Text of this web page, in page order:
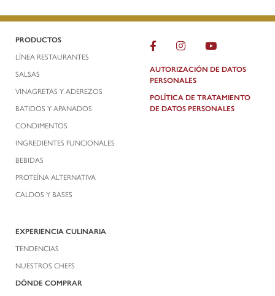
PRODUCTOS
LÍNEA RESTAURANTES
SALSAS
VINAGRETAS Y ADEREZOS
BATIDOS Y APANADOS
CONDIMENTOS
INGREDIENTES FUNCIONALES
BEBIDAS
PROTEÍNA ALTERNATIVA
CALDOS Y BASES
EXPERIENCIA CULINARIA
TENDENCIAS
NUESTROS CHEFS
DÓNDE COMPRAR
AUTORIZACIÓN DE DATOS
PERSONALES
POLÍTICA DE TRATAMIENTO
DE DATOS PERSONALES